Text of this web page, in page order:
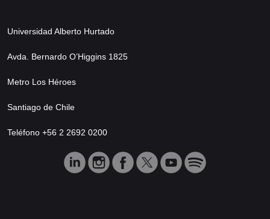
Universidad Alberto Hurtado
Avda. Bernardo O’Higgins 1825
Metro Los Héroes
Santiago de Chile
Teléfono +56 2 2692 0200